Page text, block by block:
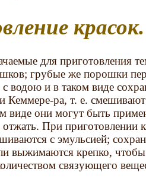
для приготовления
грубые же порошки
с водою и в таком виде
Кеммере-ра, т. е.
виде они могут быть
При приготовлении
с эмульсией;
выжимаются крепко,
связующего